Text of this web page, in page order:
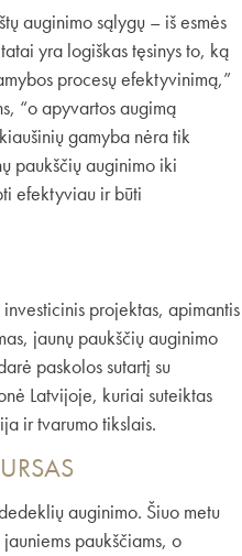
auginimo sąlygų – iš esmės
yra logiškas tęsinys to, ką
procesų efektyvinimą,”
“o apyvartos augimą
gamyba nėra tik
paukščių auginimo iki
efektyviau ir būti
projektas, apimantis
jaunų paukščių auginimo
paskolos sutartį su
Latvijoje, kuriai suteiktas
ir tvarumo tikslais.
auginimo. Šiuo metu
paukščiams, o